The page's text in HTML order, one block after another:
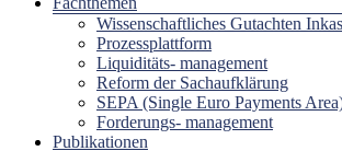
Wissenschaftliches Gutachten
Prozessplattform
Liquiditäts- management
Reform der Sachaufklärung
SEPA (Single Euro Payments
Forderungs- management
Publikationen